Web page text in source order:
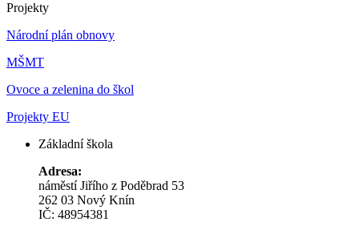
Projekty
Národní plán obnovy
MŠMT
Ovoce a zelenina do škol
Projekty EU
Základní škola
Adresa:
náměstí Jiřího z Poděbrad 53
262 03 Nový Knín
IČ: 48954381